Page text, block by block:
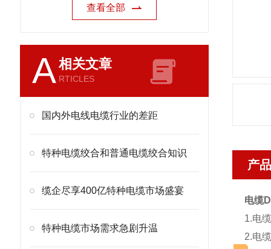
查看全部
A相关文章
RTICLES
国内外电线电缆行业的差距
特种电缆绞合和普通电缆绞合知识
缆企尽享400亿特种电缆市场盛宴
特种电缆市场需求急剧升温
产
电缆
1.电
2.电